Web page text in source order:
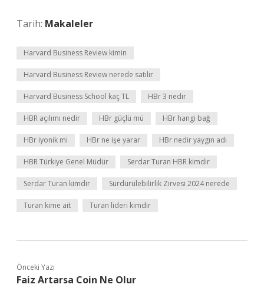
Tarih: Makaleler
Harvard Business Review kimin
Harvard Business Review nerede satılır
Harvard Business School kaç TL HBr 3 nedir
HBR açılımı nedir HBr güçlü mü HBr hangi bağ
HBr iyonik mi HBr ne işe yarar HBr nedir yaygın adı
HBR Türkiye Genel Müdür Serdar Turan HBR kimdir
Serdar Turan kimdir Sürdürülebilirlik Zirvesi 2024 nerede
Turan kime ait Turan lideri kimdir
Önceki Yazı
Faiz Artarsa Coin Ne Olur